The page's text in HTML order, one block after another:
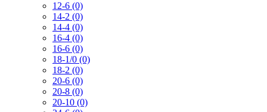
12-6 (0)
14-2 (0)
14-4 (0)
16-4 (0)
16-6 (0)
18-1/0 (0)
18-2 (0)
20-6 (0)
20-8 (0)
20-10 (0)